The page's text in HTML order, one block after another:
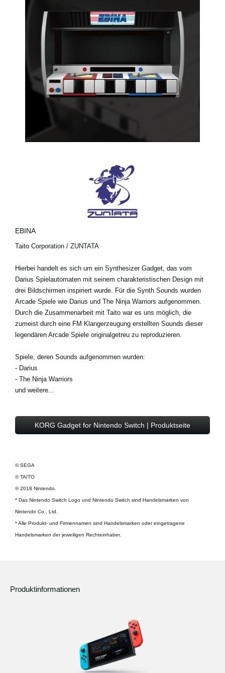
EBINA
Taito Corporation / ZUNTATA
Hierbei handelt es sich um ein Synthesizer Gadget, das vom
Darius Spielautomaten mit seinem charakteristischen Design mit
drei Bildschirmen inspiriert wurde. Für die Synth Sounds wurden
Arcade Spiele wie Darius und The Ninja Warriors aufgenommen.
Durch die Zusammenarbeit mit Taito war es uns möglich, die
zumeist durch eine FM Klangerzeugung erstellten Sounds dieser
legendären Arcade Spiele originalgetreu zu reproduzieren.
Spiele, deren Sounds aufgenommen wurden:
- Darius
- The Ninja Warriors
und weitere...
KORG Gadget for Nintendo Switch | Produktseite
© SEGA
© TAITO
© 2018 Nintendo.
* Das Nintendo Switch Logo und Nintendo Switch sind Handelsmarken von
Nintendo Co., Ltd.
* Alle Produkt- und Firmennamen sind Handelsmarken oder eingetragene
Handelsmarken der jeweiligen Rechteinhaber.
Produktinformationen